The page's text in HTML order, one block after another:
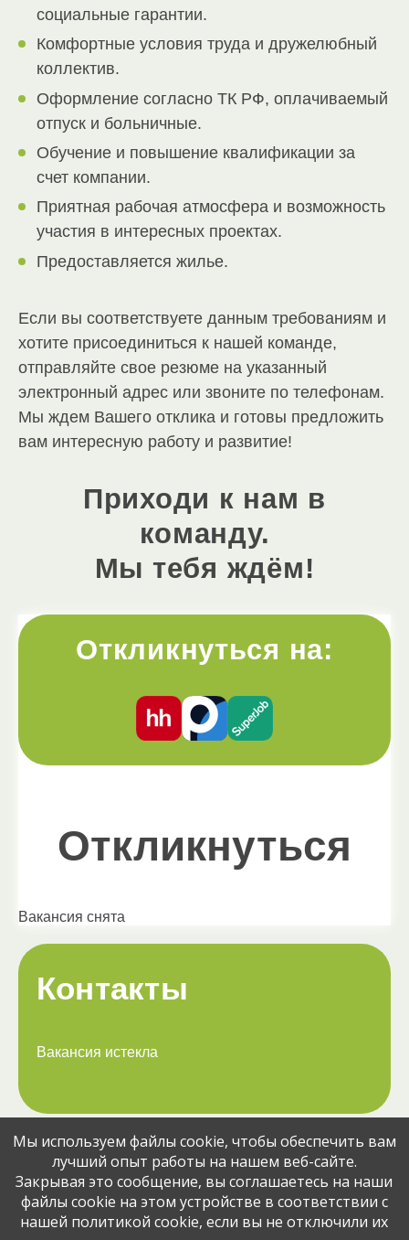
социальные гарантии.
Комфортные условия труда и дружелюбный
коллектив.
Оформление согласно ТК РФ, оплачиваемый
отпуск и больничные.
Обучение и повышение квалификации за
счет компании.
Приятная рабочая атмосфера и возможность
участия в интересных проектах.
Предоставляется жилье.
Если вы соответствуете данным требованиям и
хотите присоединиться к нашей команде,
отправляйте свое резюме на указанный
электронный адрес или звоните по телефонам.
Мы ждем Вашего отклика и готовы предложить
вам интересную работу и развитие!
Приходи к нам в
команду.
Мы тебя ждём!
Откликнуться на:
Откликнуться
Вакансия снята
Контакты
Вакансия истекла
Поделитесь вакансией с друзьями:
© Jobcart, 2023
Мы используем файлы cookie, чтобы обеспечить вам
лучший опыт работы на нашем веб-сайте.
Закрывая это сообщение, вы соглашаетесь на наши
файлы cookie на этом устройстве в соответствии с
нашей политикой cookie, если вы не отключили их